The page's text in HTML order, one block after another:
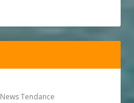
News Tendance